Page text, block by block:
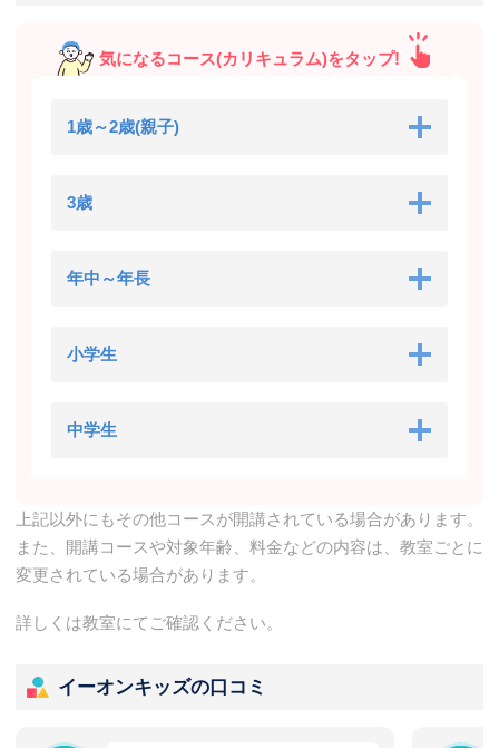
気になるコース(カリキュラム)をタップ!
1歳～2歳(親子)
3歳
年中～年長
小学生
中学生
上記以外にもその他コースが開講されている場合があります。
また、開講コースや対象年齢、料金などの内容は、教室ごとに
変更されている場合があります。
詳しくは教室にてご確認ください。
イーオンキッズの口コミ